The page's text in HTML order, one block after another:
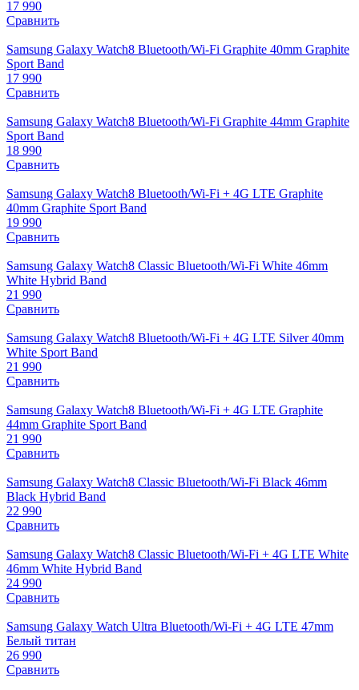
17 990
Сравнить
Samsung Galaxy Watch8 Bluetooth/Wi-Fi Graphite 40mm Graphite
Sport Band
17 990
Сравнить
Samsung Galaxy Watch8 Bluetooth/Wi-Fi Graphite 44mm Graphite
Sport Band
18 990
Сравнить
Samsung Galaxy Watch8 Bluetooth/Wi-Fi + 4G LTE Graphite
40mm Graphite Sport Band
19 990
Сравнить
Samsung Galaxy Watch8 Classic Bluetooth/Wi-Fi White 46mm
White Hybrid Band
21 990
Сравнить
Samsung Galaxy Watch8 Bluetooth/Wi-Fi + 4G LTE Silver 40mm
White Sport Band
21 990
Сравнить
Samsung Galaxy Watch8 Bluetooth/Wi-Fi + 4G LTE Graphite
44mm Graphite Sport Band
21 990
Сравнить
Samsung Galaxy Watch8 Classic Bluetooth/Wi-Fi Black 46mm
Black Hybrid Band
22 990
Сравнить
Samsung Galaxy Watch8 Classic Bluetooth/Wi-Fi + 4G LTE White
46mm White Hybrid Band
24 990
Сравнить
Samsung Galaxy Watch Ultra Bluetooth/Wi-Fi + 4G LTE 47mm
Белый титан
26 990
Сравнить